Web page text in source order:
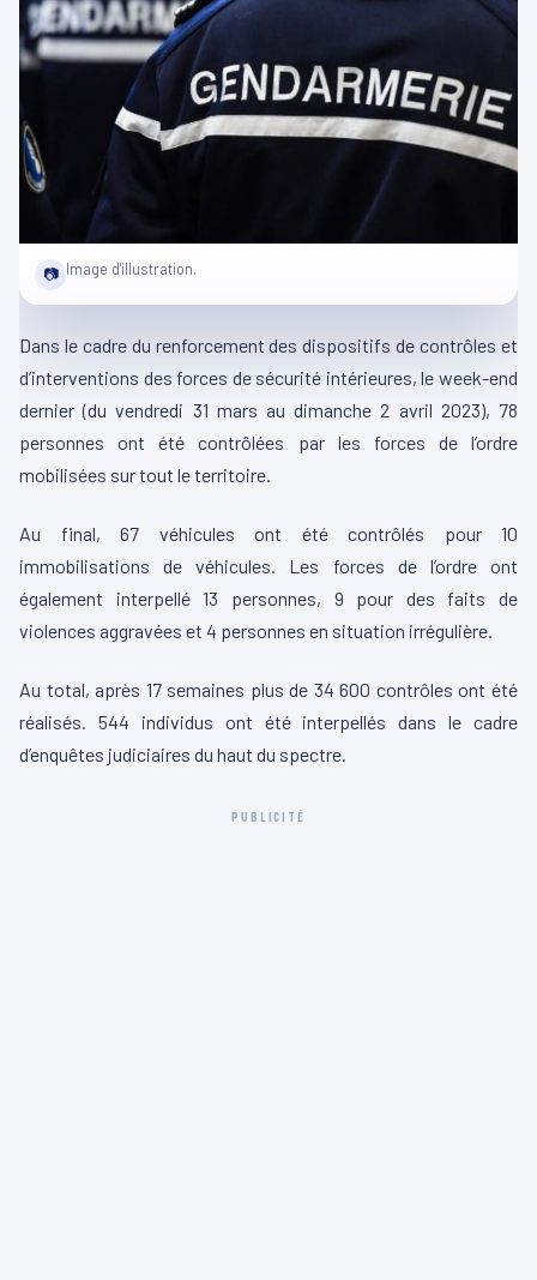
📷 Image d'illustration.
Dans le cadre du renforcement des dispositifs de contrôles et
d’interventions des forces de sécurité intérieures, le week-end
dernier (du vendredi 31 mars au dimanche 2 avril 2023), 78
personnes ont été contrôlées par les forces de l’ordre
mobilisées sur tout le territoire.
Au final, 67 véhicules ont été contrôlés pour 10
immobilisations de véhicules. Les forces de l’ordre ont
également interpellé 13 personnes, 9 pour des faits de
violences aggravées et 4 personnes en situation irrégulière.
Au total, après 17 semaines plus de 34 600 contrôles ont été
réalisés. 544 individus ont été interpellés dans le cadre
d’enquêtes judiciaires du haut du spectre.
PUBLICITÉ